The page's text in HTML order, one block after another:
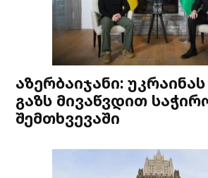
აზერბაიჯანი:
გაზს მივაწვდით
შემთხვევაში